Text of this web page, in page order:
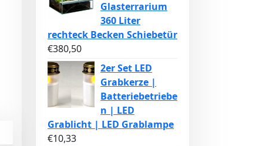
Glasterrarium
360 Liter
rechteck Becken Schiebetür
€380,50
2er Set LED
Grabkerze |
Batteriebetriebe
n | LED
Grablicht | LED Grablampe
€10,33